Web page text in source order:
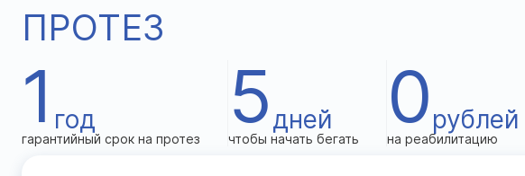
ПРОТЕЗ
1 год
гарантийный срок на протез 5дней
чтобы начать бегать 0рублей
на реабилитацию